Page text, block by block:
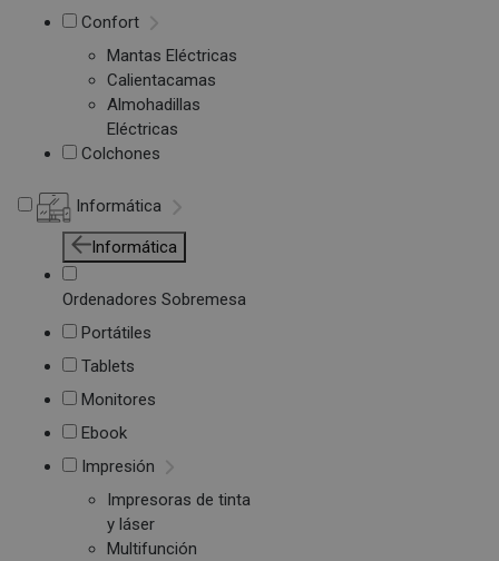
Confort
Mantas Eléctricas
Calientacamas
Almohadillas
Eléctricas
Colchones
Informática
Informática
Ordenadores Sobremesa
Portátiles
Tablets
Monitores
Ebook
Impresión
Impresoras de tinta
y láser
Multifunción